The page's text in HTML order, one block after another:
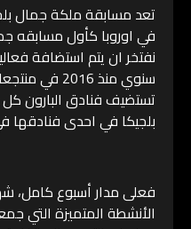
تعد مسابقة ملكة جمال
في اوروبا كأول مسابقه
نفتخر ان يتم استضافة
سنوي منذ
تستضيف فنادق البارون
بلجيكا في احدى فنادقها
فعلى مدار أسبوع كامل،
الأنشطة المتميزة التي